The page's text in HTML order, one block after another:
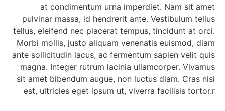
at condimentum urna imperdiet. Nam sit amet
pulvinar massa, id hendrerit ante. Vestibulum tellus
tellus, eleifend nec placerat tempus, tincidunt at orci.
Morbi mollis, justo aliquam venenatis euismod, diam
ante sollicitudin lacus, ac fermentum sapien velit quis
magna. Integer rutrum lacinia ullamcorper. Vivamus
sit amet bibendum augue, non luctus diam. Cras nisi
est, ultricies eget ipsum ut, viverra facilisis tortor.r